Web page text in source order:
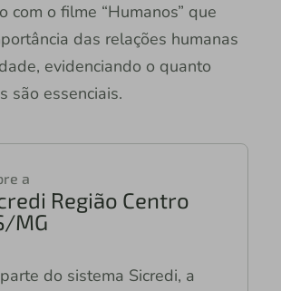
com o filme “Humanos” que
das relações humanas
evidenciando o quanto
são essenciais.
a
Região Centro
MG
do sistema Sicredi, a